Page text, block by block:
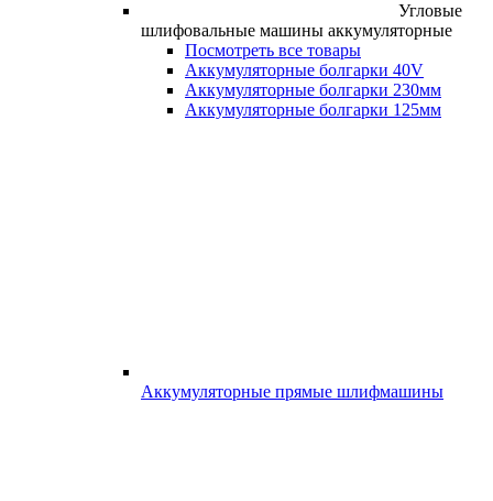
Угловые
шлифовальные машины аккумуляторные
Посмотреть все товары
Аккумуляторные болгарки 40V
Аккумуляторные болгарки 230мм
Аккумуляторные болгарки 125мм
Аккумуляторные прямые шлифмашины